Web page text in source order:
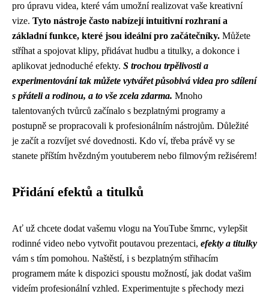
pro úpravu videa, které vám umožní realizovat vaše kreativní
vize. Tyto nástroje často nabízejí intuitivní rozhraní a
základní funkce, které jsou ideální pro začátečníky. Můžete
stříhat a spojovat klipy, přidávat hudbu a titulky, a dokonce i
aplikovat jednoduché efekty. S trochou trpělivosti a
experimentování tak můžete vytvářet působivá videa pro sdílení
s přáteli a rodinou, a to vše zcela zdarma. Mnoho
talentovaných tvůrců začínalo s bezplatnými programy a
postupně se propracovali k profesionálním nástrojům. Důležité
je začít a rozvíjet své dovednosti. Kdo ví, třeba právě vy se
stanete příštím hvězdným youtuberem nebo filmovým režisérem!
Přidání efektů a titulků
Ať už chcete dodat vašemu vlogu na YouTube šmrnc, vylepšit
rodinné video nebo vytvořit poutavou prezentaci, efekty a titulky
vám s tím pomohou. Naštěstí, i s bezplatným střihacím
programem máte k dispozici spoustu možností, jak dodat vašim
videím profesionální vzhled. Experimentujte s přechody mezi